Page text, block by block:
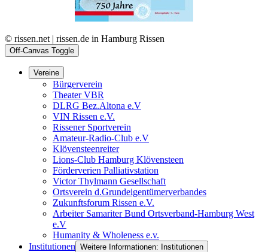
© rissen.net | rissen.de in Hamburg Rissen
Off-Canvas Toggle
Vereine
Bürgerverein
Theater VBR
DLRG Bez.Altona e.V
VIN Rissen e.V.
Rissener Sportverein
Amateur-Radio-Club e.V
Klövensteenreiter
Lions-Club Hamburg Klövensteen
Förderverien Palliativstation
Victor Thylmann Gesellschaft
Ortsverein d.Grundeigentümerverbandes
Zukunftsforum Rissen e.V.
Arbeiter Samariter Bund Ortsverband-Hamburg West
e.V
Humanity & Wholeness e.v.
Institutionen Weitere Informationen: Institutionen